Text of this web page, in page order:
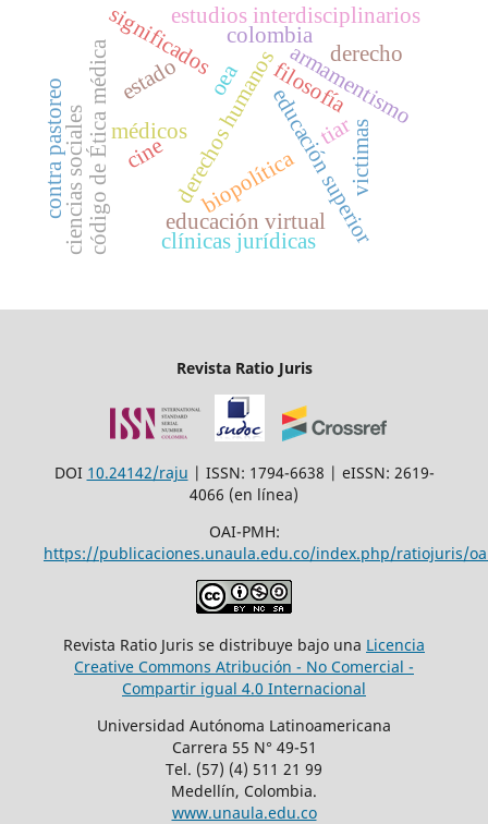
derechos humanos
médicos
código de Ética médica
colombia
educación superior
educación virtual
estudios interdisciplinarios
ciencias sociales clínicas jurídicas
armamentismo
tiar
oea
contra pastoreo estado
biopolítica
filosofía
victimas
significados
cine
derecho
Revista Ratio Juris
DOI 10.24142/raju | ISSN: 1794-6638 | eISSN: 2619-
4066 (en línea)
OAI-PMH:
https://publicaciones.unaula.edu.co/index.php/ratiojuris/
Revista Ratio Juris se distribuye bajo una Licencia
Creative Commons Atribución - No Comercial -
Compartir igual 4.0 Internacional
Universidad Autónoma Latinoamericana
Carrera 55 N° 49-51
Tel. (57) (4) 511 21 99
Medellín, Colombia.
www.unaula.edu.co